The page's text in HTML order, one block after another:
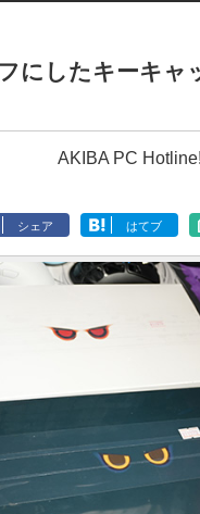
にしたキーキャ
AKIBA PC
シェア はてブ